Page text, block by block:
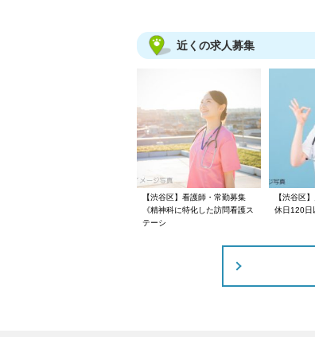
近くの求人募集
【渋谷区】看護師・常勤募集
《精神科に特化した訪問看護ス
テーシ
【渋谷区
休日120